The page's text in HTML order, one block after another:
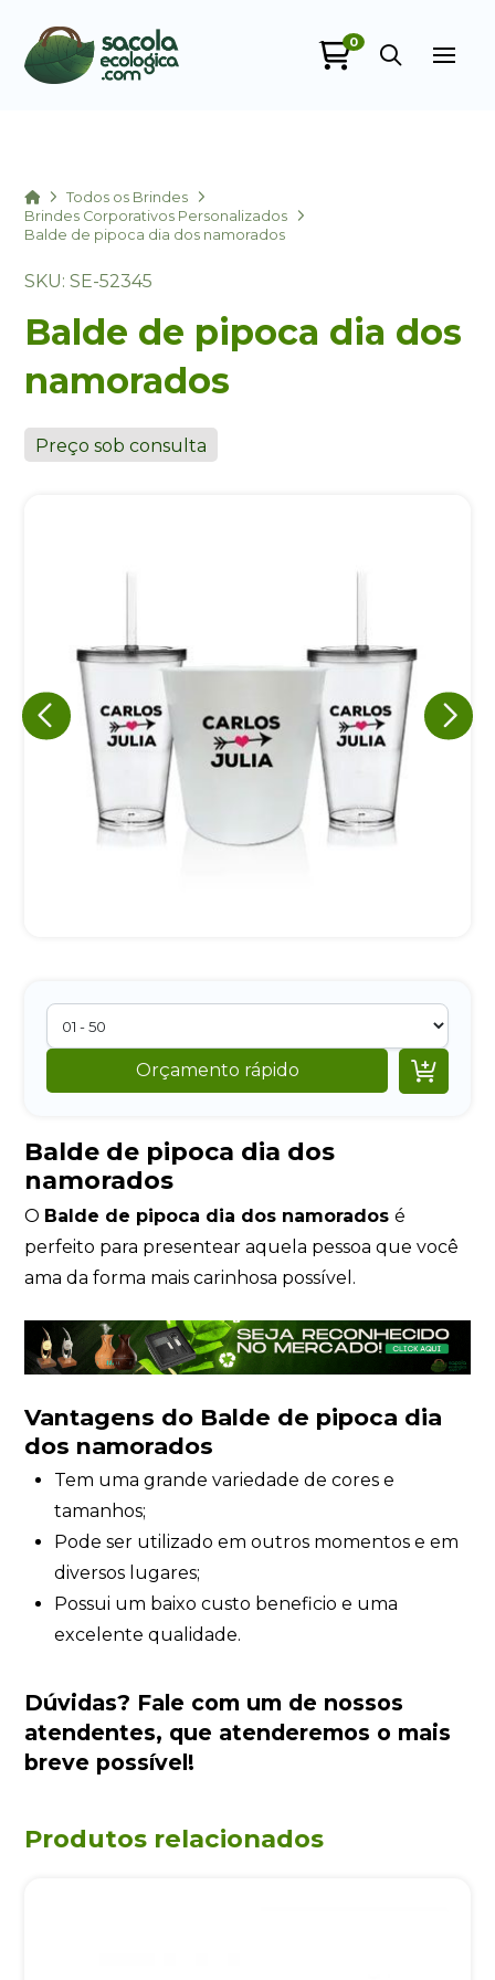
0
HomeTodos os Brindes
Brindes Corporativos Personalizados
Balde de pipoca dia dos namorados
SKU: SE-52345
Balde de pipoca dia dos
namorados
Preço sob consulta
Orçamento rápido 
Balde de pipoca dia dos
namorados
O Balde de pipoca dia dos namoradosé
perfeito para presentear aquela pessoa que você
ama da forma mais carinhosa possível.
Vantagens do Balde de pipoca dia
dos namorados
Tem uma grande variedade de cores e
tamanhos;
Pode ser utilizado em outros momentos e em
diversos lugares;
Possui um baixo custo beneficio e uma
excelente qualidade.
Dúvidas? Fale com um de nossos
atendentes, que atenderemos o mais
breve possível!
Produtos relacionados
+55
Eu concordo em receber comunicações.
de marketing. Você pode alterar suas preferências a
qualquer momento.
Iniciar conversa